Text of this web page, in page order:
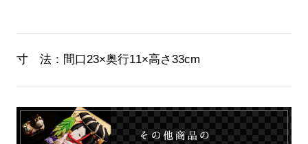
寸 法： 間口23×奥行11×高さ33cm